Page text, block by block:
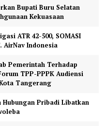
Bupati Buru Selatan
Kekuasaan
ATR 42-500, SOMASI
AirNav Indonesia
Pemerintah Terhadap
TPP-PPPK Audiensi
Tangerang
Pribadi Libatkan